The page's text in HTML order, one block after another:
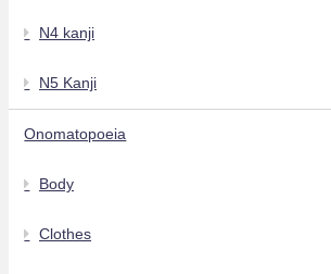
N4 kanji
N5 Kanji
Onomatopoeia
Body
Clothes